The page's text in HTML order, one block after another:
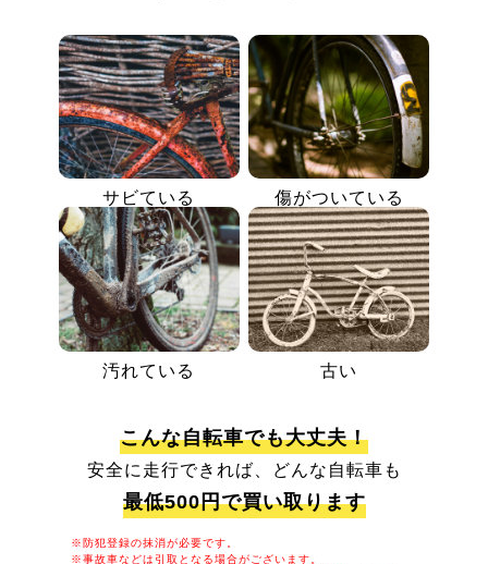
サビている 傷がついている
汚れている 古い
こんな自転車でも大丈夫！
安全に走行できれば、どんな自転車も
最低500円で買い取ります
※防犯登録の抹消が必要です。
※事故車などは引取となる場合がございます。